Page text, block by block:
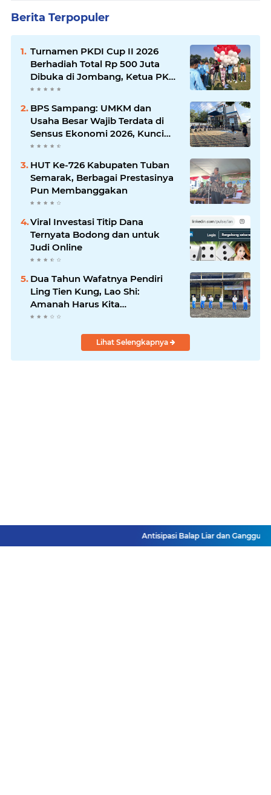
Berita Terpopuler
Turnamen PKDI Cup II 2026
Berhadiah Total Rp 500 Juta
Dibuka di Jombang, Ketua PKDI
Jatim Syaifullah Mahdi: Ajang
Komunikasi Antar-Kades untuk
Memajukan Desa
BPS Sampang: UMKM dan
Usaha Besar Wajib Terdata di
Sensus Ekonomi 2026, Kunci
Kebijakan Tepat Sasaran
HUT Ke-726 Kabupaten Tuban
Semarak, Berbagai Prestasinya
Pun Membanggakan
Viral Investasi Titip Dana
Ternyata Bodong dan untuk
Judi Online
Dua Tahun Wafatnya Pendiri
Ling Tien Kung, Lao Shi:
Amanah Harus Kita
Laksanakan!
Lihat Selengkapnya
Antisipasi Balap Liar dan Gangguan